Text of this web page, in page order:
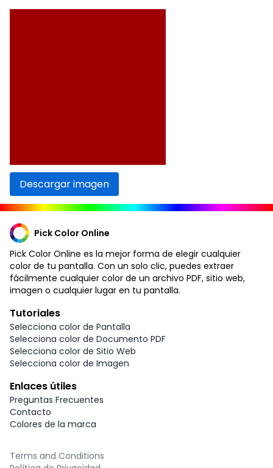
Descargar imagen
Pick Color Online
Pick Color Online es la mejor forma de elegir cualquier
color de tu pantalla. Con un solo clic, puedes extraer
fácilmente cualquier color de un archivo PDF, sitio web,
imagen o cualquier lugar en tu pantalla.
Tutoriales
Selecciona color de Pantalla
Selecciona color de Documento PDF
Selecciona color de Sitio Web
Selecciona color de Imagen
Enlaces útiles
Preguntas Frecuentes
Contacto
Colores de la marca
Terms and Conditions